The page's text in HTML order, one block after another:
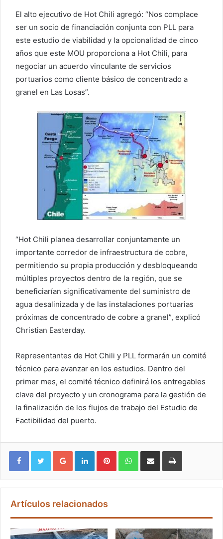
El alto ejecutivo de Hot Chili agregó: “Nos complace
ser un socio de financiación conjunta con PLL para
este estudio de viabilidad y la opcionalidad de cinco
años que este MOU proporciona a Hot Chili, para
negociar un acuerdo vinculante de servicios
portuarios como cliente básico de concentrado a
granel en Las Losas”.
“Hot Chili planea desarrollar conjuntamente un
importante corredor de infraestructura de cobre,
permitiendo su propia producción y desbloqueando
múltiples proyectos dentro de la región, que se
beneficiarían significativamente del suministro de
agua desalinizada y de las instalaciones portuarias
próximas de concentrado de cobre a granel”, explicó
Christian Easterday.
Representantes de Hot Chili y PLL formarán un comité
técnico para avanzar en los estudios. Dentro del
primer mes, el comité técnico definirá los entregables
clave del proyecto y un cronograma para la gestión de
la finalización de los flujos de trabajo del Estudio de
Factibilidad del puerto.
Google+ LinkedIn Pinterest WhatsApp
Artículos relacionados